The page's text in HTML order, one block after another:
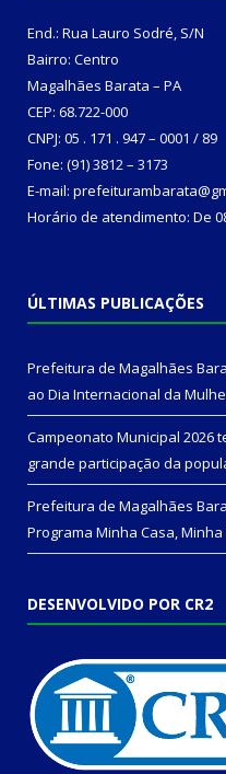
End.: Rua Lauro Sodré, S/N
Bairro: Centro
Magalhães Barata – PA
CEP: 68.722-000
CNPJ: 05 . 171 . 947 – 0001 / 89
Fone: (91) 3812 – 3173
E-mail:
Horário de atendimento: De
ÚLTIMAS PUBLICAÇÕES
Prefeitura de Magalhães
ao Dia Internacional da
Campeonato Municipal 2026
grande participação da
Prefeitura de Magalhães
Programa Minha Casa, Minha
DESENVOLVIDO POR CR2